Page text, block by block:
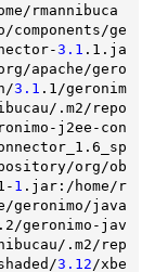
rmannibuca
ge
3.1 .1.ja
apache/gero
3.1 .1/geronim
.m2/repo
j2ee-con
org/ob
1 .jar:/home/r
geronimo/java
.2/geronimo-jav
.m2/rep
3.12 /xbe